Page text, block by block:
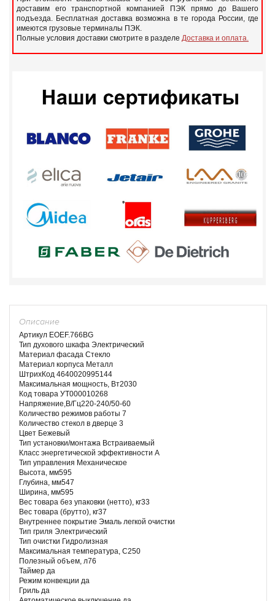
доставим его транспортной компанией ПЭК прямо до Вашего
подъезда. Бесплатная доставка возможна в те города России, где
имеются грузовые терминалы ПЭК.
Полные условия доставки смотрите в разделе Доставка и оплата.
Описание
Артикул EOEF.766BG
Тип духового шкафа Электрический
Материал фасада Стекло
Материал корпуса Металл
ШтрихКод 4640020995144
Максимальная мощность, Вт2030
Код товара УТ000010268
Напряжение,В/Гц220-240/50-60
Количество режимов работы 7
Количество стекол в дверце 3
Цвет Бежевый
Тип установки/монтажа Встраиваемый
Класс энергетической эффективности A
Тип управления Механическое
Высота, мм595
Глубина, мм547
Ширина, мм595
Вес товара без упаковки (нетто), кг33
Вес товара (брутто), кг37
Внутреннее покрытие Эмаль легкой очистки
Тип гриля Электрический
Тип очистки Гидролизная
Максимальная температура, С250
Полезный объем, л76
Таймер да
Режим конвекции да
Гриль да